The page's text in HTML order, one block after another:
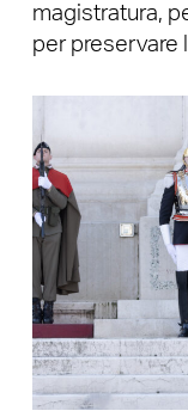
magistratura,
per preservare